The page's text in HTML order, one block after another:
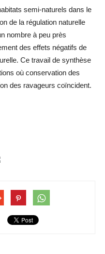
semi-naturels dans le
de la régulation naturelle
nombre à peu près
des effets négatifs de
Ce travail de synthèse
où conservation des
des ravageurs coïncident.